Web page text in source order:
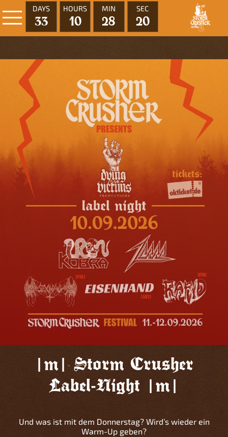
DAYS
33
HOURS
10
MIN
28
SEC
20
|m| Storm Crusher
Label-Night |m|
Und was ist mit dem Donnerstag? Wird’s wieder ein
Warm-Up geben?